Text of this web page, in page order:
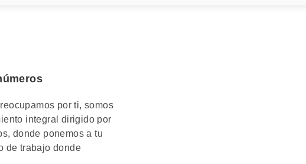
por ti, somos
integral dirigido por
donde ponemos a tu
de trabajo donde